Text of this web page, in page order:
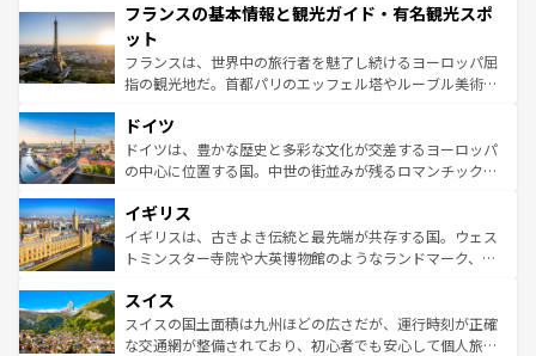
ませてくれるイタリアで、忘れられない旅をしてみよう！
なお、新着のイタリア情報は
しい。
文化が根付くこの国では、情熱的なフラメンコ、熱気あふ
れる闘牛、そして美味しいタパスが生活の一部となってい
る。首都マドリードの洗練された雰囲気や、バルセロナの
アートに溢れた街角から、地方では古代ローマ遺跡や中世
せる。地方によって風土や気候が異なるスペインはその個
性で訪れる人を魅了する。 なお、新着のスペイン情報は コ
ンテンツ一覧を参照してほしい。
フランスの基本情報と観光ガイド・有名観光スポ
ット
フランスは、世界中の旅行者を魅了し続けるヨーロッパ屈
指の観光地だ。首都パリのエッフェル塔やルーブル美術館
で、幅広い魅力が詰まっている。華麗な宮殿、歴史的な大
聖堂、美しいビーチ、そして豊かな自然が、訪れる者を心
から魅了する。また、フランスは美食の国としても知ら
いる。シャンパンの発祥地であるランス、プロヴァンスの
香り高いラベンダー畑など、多彩な楽しみ方が可能だ。さ
らに、パリ以外の地域にも魅力が溢れており、どの街角に
れる地方に足を運ぶとそれぞれで全く異なる文化を体験で
きるだろう。 なお、新着のフランス情報はコンテンツ一覧
を参照してほしい。
ドイツ
ドイツは、豊かな歴史と多彩な文化が交差するヨーロッパ
の中心に位置する国。中世の街並みが残るロマンチック街
顔を持つこの国は、どこを歩いても飽きることがない。ベ
ルリンの文化的活気、バイエルン州のアルプスの絶景、そ
してライン川沿いのワイン畑といった風景は必見。ビール
は、お酒好きな人にはぜひ体験してほしい。 なお、新着の
ドイツ情報はコンテンツ一覧を参照してほしい。
イギリス
イギリスは、古きよき伝統と最先端が共存する国。ウェス
トミンスター寺院や大英博物館のようなランドマーク、歴
リアごとに異なる魅力がある。また、優雅なアフタヌーン
ティー、ビール好きにはたまらない英国パブ、サッカー観
戦など、本場だからこそできる体験も豊富。イギリスを旅
スイス
スイスの国土面積は九州ほどの広さだが、運行時刻が正確
な交通網が整備されており、初心者でも安心して個人旅行